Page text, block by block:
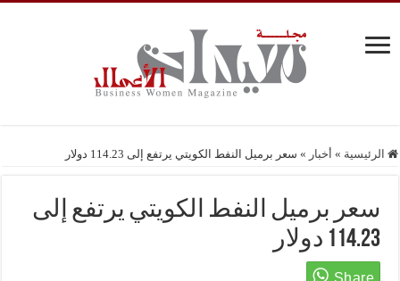
الرئيسية » أخبار » سعر برميل النفط الكويتي يرتفع إلى 114.23 دولار
سعر برميل النفط الكويتي يرتفع إلى
114.23 دولار